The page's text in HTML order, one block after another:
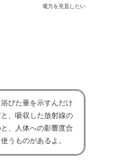
電力を見直したい
びた量を示すんだけ
、吸収した放射線の
、人体への影響度合
うものがあるよ。